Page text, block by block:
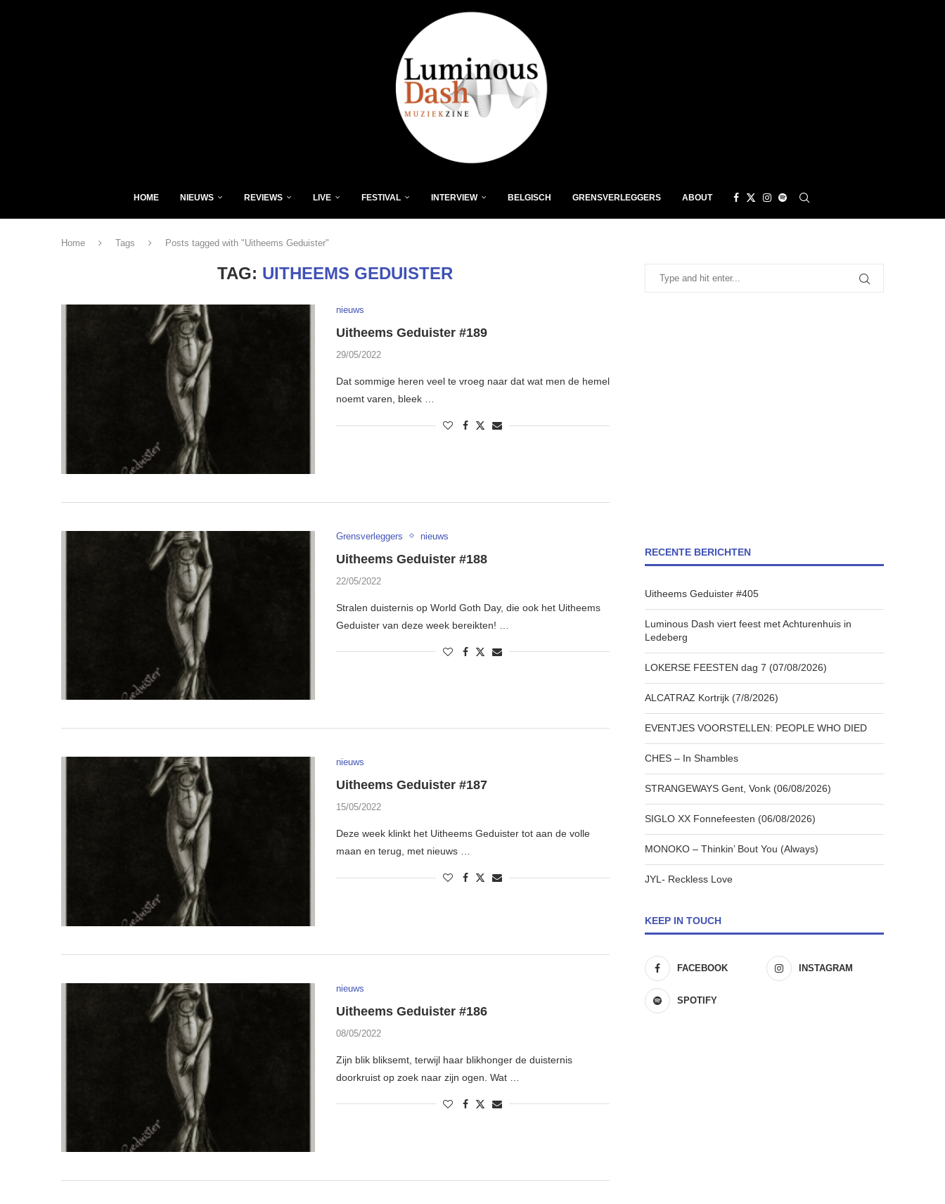
HOME NIEUWS REVIEWS LIVE FESTIVAL INTERVIEW BELGISCH GRENSVERLEGGERS ABOUT
Home Tags Posts tagged with "Uitheems Geduister"
TAG: UITHEEMS GEDUISTER
nieuws
Uitheems Geduister #189
29/05/2022
Dat sommige heren veel te vroeg naar dat wat men de hemel
noemt varen, bleek …
Grensverleggers nieuws
Uitheems Geduister #188
22/05/2022
Stralen duisternis op World Goth Day, die ook het Uitheems
Geduister van deze week bereikten! …
nieuws
Uitheems Geduister #187
15/05/2022
Deze week klinkt het Uitheems Geduister tot aan de volle
maan en terug, met nieuws …
nieuws
Uitheems Geduister #186
08/05/2022
Zijn blik bliksemt, terwijl haar blikhonger de duisternis
doorkruist op zoek naar zijn ogen. Wat …
RECENTE BERICHTEN
Uitheems Geduister #405
Luminous Dash viert feest met Achturenhuis in
Ledeberg
LOKERSE FEESTEN dag 7 (07/08/2026)
ALCATRAZ Kortrijk (7/8/2026)
EVENTJES VOORSTELLEN: PEOPLE WHO DIED
CHES – In Shambles
STRANGEWAYS Gent, Vonk (06/08/2026)
SIGLO XX Fonnefeesten (06/08/2026)
MONOKO – Thinkin’ Bout You (Always)
JYL- Reckless Love
KEEP IN TOUCH
FACEBOOK INSTAGRAM
SPOTIFY